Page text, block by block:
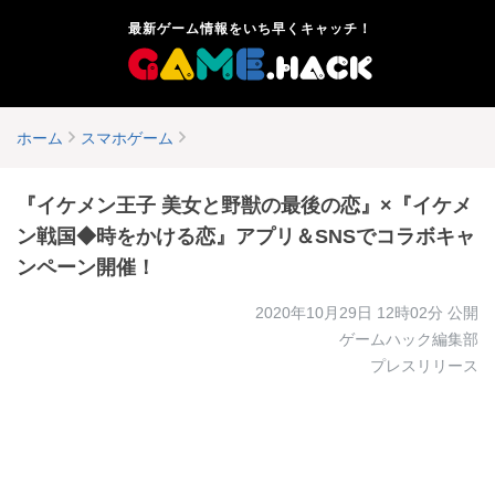
最新ゲーム情報をいち早くキャッチ！
ホーム スマホゲーム
『イケメン王子 美女と野獣の最後の恋』×『イケメ
ン戦国◆時をかける恋』アプリ＆SNSでコラボキャ
ンペーン開催！
2020年10月29日 12時02分 公開
ゲームハック編集部
プレスリリース